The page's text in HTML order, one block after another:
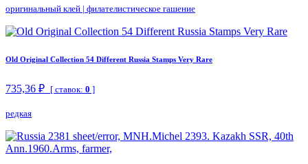
оригинальный клей | филателистическое гашение
Old Original Collection 54 Different Russia Stamps Very Rare
735,36 ₽ [ ставок: 0 ]
редкая